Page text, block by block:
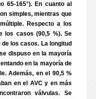
65-165°). En cuanto al
simples, mientras que
Respecto a los
los casos (90,5 %). Se
los casos. La longitud
dispuso en la mayoría
en la mayoría de
Además, en el 90,5 %
en el AVC y en más
válvulas. Se